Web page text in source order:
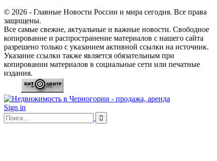
© 2026 - Главные Новости России и мира сегодня. Все права
защищены.
Все самые свежие, актуальные и важные новости. Свободное
копирование и распространение материалов с нашего сайта
разрешено только с указанием активной ссылки на источник.
Указание ссылки также является обязательным при
копировании материалов в социальные сети или печатные
издания.
Sign in